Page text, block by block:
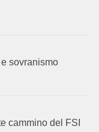
sovranismo
cammino del FSI